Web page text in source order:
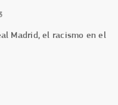
Madrid, el racismo en el